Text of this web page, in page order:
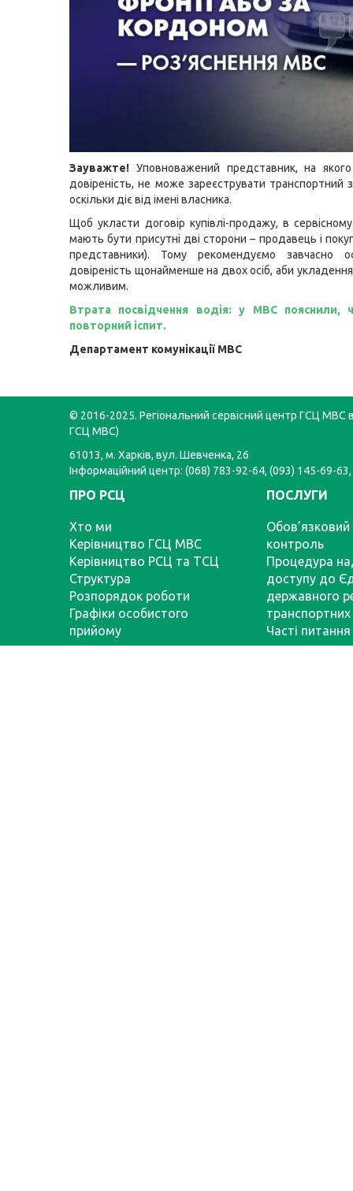
Зауважте! Уповноважений представник, на
довіреність, не може зареєструвати транспортний
оскільки діє від імені власника.
Щоб укласти договір купівлі-продажу, в
мають бути присутні дві сторони – продавець і
представники). Тому рекомендуємо завчасно
довіреність щонайменше на двох осіб, аби
можливим.
Втрата посвідчення водія: у МВС пояснили,
повторний іспит.
Департамент комунікації МВС
© 2016-2025. Регіональний сервісний центр ГСЦ МВС в
ГСЦ МВС)
61013, м. Харків, вул. Шевченка, 26
Інформаційний центр: (068) 783-92-64, (093) 145-69-
ПРО РСЦ
Хто ми
Керівництво ГСЦ МВС
Керівництво РСЦ та ТСЦ
Структура
Розпорядок роботи
Графіки особистого
прийому
ПОСЛУГИ
Обов’язковий
контроль
Процедура
доступу до
державного
транспортних
Часті питання